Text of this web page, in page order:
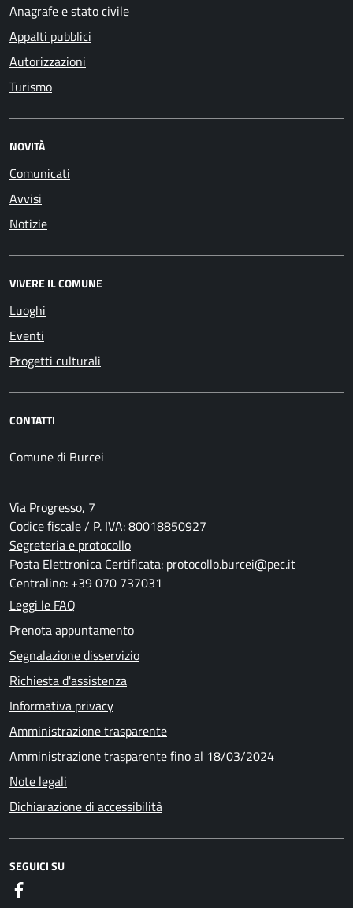
Anagrafe e stato civile
Appalti pubblici
Autorizzazioni
Turismo
NOVITÀ
Comunicati
Avvisi
Notizie
VIVERE IL COMUNE
Luoghi
Eventi
Progetti culturali
CONTATTI
Comune di Burcei
Via Progresso, 7
Codice fiscale / P. IVA: 80018850927
Segreteria e protocollo
Posta Elettronica Certificata: protocollo.burcei@pec.it
Centralino: +39 070 737031
Leggi le FAQ
Prenota appuntamento
Segnalazione disservizio
Richiesta d'assistenza
Informativa privacy
Amministrazione trasparente
Amministrazione trasparente fino al 18/03/2024
Note legali
Dichiarazione di accessibilità
SEGUICI SU